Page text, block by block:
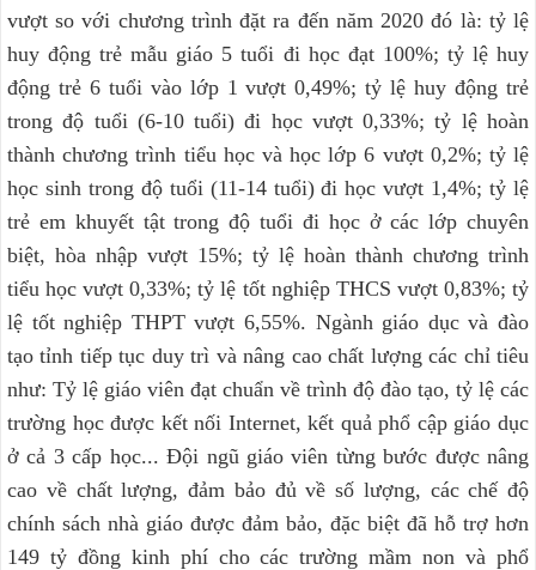
vượt so với chương trình đặt ra đến năm 2020 đó là: tỷ lệ
huy động trẻ mẫu giáo 5 tuổi đi học đạt 100%; tỷ lệ huy
động trẻ 6 tuổi vào lớp 1 vượt 0,49%; tỷ lệ huy động trẻ
trong độ tuổi (6-10 tuổi) đi học vượt 0,33%; tỷ lệ hoàn
thành chương trình tiểu học và học lớp 6 vượt 0,2%; tỷ lệ
học sinh trong độ tuổi (11-14 tuổi) đi học vượt 1,4%; tỷ lệ
trẻ em khuyết tật trong độ tuổi đi học ở các lớp chuyên
biệt, hòa nhập vượt 15%; tỷ lệ hoàn thành chương trình
tiểu học vượt 0,33%; tỷ lệ tốt nghiệp THCS vượt 0,83%; tỷ
lệ tốt nghiệp THPT vượt 6,55%. Ngành giáo dục và đào
tạo tỉnh tiếp tục duy trì và nâng cao chất lượng các chỉ tiêu
như: Tỷ lệ giáo viên đạt chuẩn về trình độ đào tạo, tỷ lệ các
trường học được kết nối Internet, kết quả phổ cập giáo dục
ở cả 3 cấp học... Đội ngũ giáo viên từng bước được nâng
cao về chất lượng, đảm bảo đủ về số lượng, các chế độ
chính sách nhà giáo được đảm bảo, đặc biệt đã hỗ trợ hơn
149 tỷ đồng kinh phí cho các trường mầm non và phổ